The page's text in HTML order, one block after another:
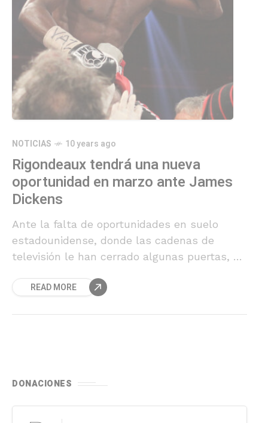
NOTICIAS 10 years ago
Rigondeaux tendrá una nueva
oportunidad en marzo ante James
Dickens
Ante la falta de oportunidades en suelo
estadounidense, donde las cadenas de
televisión le han cerrado algunas puertas, a
casa de su novel rival para demostrar que
READ MORE
DONACIONES